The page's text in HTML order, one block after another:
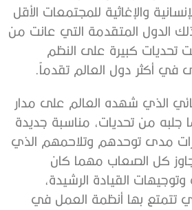
والإغاثية للمجتمعات الأقل
الدول المتقدمة التي عانت من
تحديات كبيرة على النظم
في أكثر دول العالم تقدماً.
الذي شهده العالم على مدار
جلبه من تحديات، مناسبة جديدة
مدى توحدهم وتلاحمهم الذي
كل الصعاب مهما كان
القيادة الرشيدة،
تتمتع بها أنظمة العمل في